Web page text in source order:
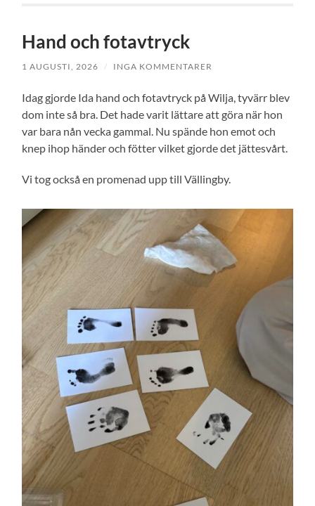
Hand och fotavtryck
1 AUGUSTI, 2026 / INGA KOMMENTARER
Idag gjorde Ida hand och fotavtryck på Wilja, tyvärr blev
dom inte så bra. Det hade varit lättare att göra när hon
var bara nån vecka gammal. Nu spände hon emot och
knep ihop händer och fötter vilket gjorde det jättesvårt.
Vi tog också en promenad upp till Vällingby.